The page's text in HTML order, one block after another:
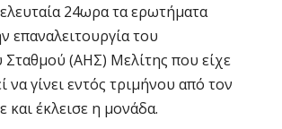
24ωρα τα ερωτήματα
επαναλειτουργία του
Σταθμού (ΑΗΣ) Μελίτης που είχε
να γίνει εντός τριμήνου από τον
και έκλεισε η μονάδα.